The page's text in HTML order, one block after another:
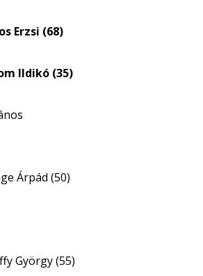
Erzsi (68)
Ildikó (35)
Árpád (50)
György (55)